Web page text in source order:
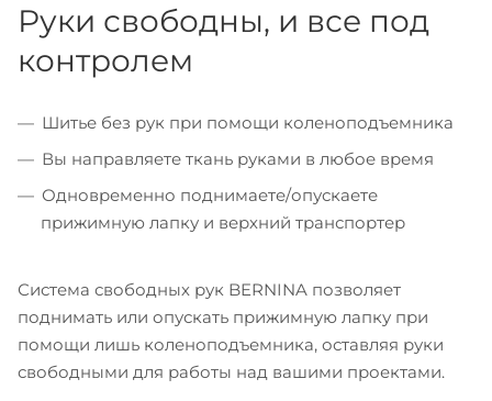
Руки свободны, и все под
контролем
Шитье без рук при помощи коленоподъемника
Вы направляете ткань руками в любое время
Одновременно поднимаете/опускаете
прижимную лапку и верхний транспортер
Система свободных рук BERNINA позволяет
поднимать или опускать прижимную лапку при
помощи лишь коленоподъемника, оставляя руки
свободными для работы над вашими проектами.